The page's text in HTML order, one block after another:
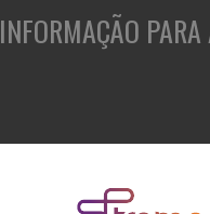
INFORMAÇÃO